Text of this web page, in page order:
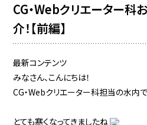
CG・Webクリエーター科
介！【前編】
最新コンテンツ
みなさん、こんにちは！
CG・Webクリエーター科担当の水内
とても寒くなってきましたね